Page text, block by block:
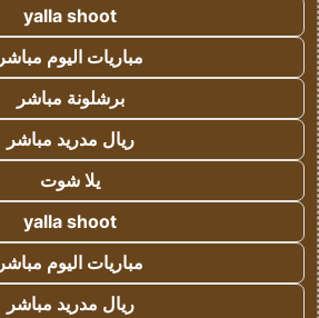
yalla shoot
مباريات اليوم مباشر
برشلونة مباشر
ريال مدريد مباشر
يلا شوت
yalla shoot
مباريات اليوم مباشر
ريال مدريد مباشر